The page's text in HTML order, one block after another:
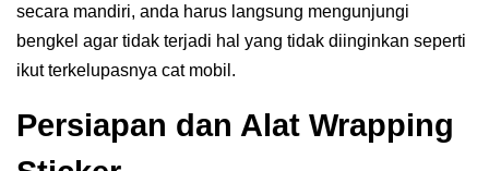
secara mandiri, anda harus langsung mengunjungi
bengkel agar tidak terjadi hal yang tidak diinginkan seperti
ikut terkelupasnya cat mobil.
Persiapan dan Alat Wrapping